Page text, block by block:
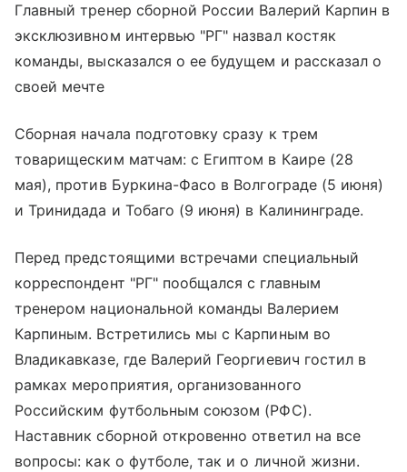
Главный тренер сборной России Валерий Карпин в
эксклюзивном интервью "РГ" назвал костяк
команды, высказался о ее будущем и рассказал о
своей мечте
Сборная начала подготовку сразу к трем
товарищеским матчам: с Египтом в Каире (28
мая), против Буркина-Фасо в Волгограде (5 июня)
и Тринидада и Тобаго (9 июня) в Калининграде.
Перед предстоящими встречами специальный
корреспондент "РГ" пообщался с главным
тренером национальной команды Валерием
Карпиным. Встретились мы с Карпиным во
Владикавказе, где Валерий Георгиевич гостил в
рамках мероприятия, организованного
Российским футбольным союзом (РФС).
Наставник сборной откровенно ответил на все
вопросы: как о футболе, так и о личной жизни.